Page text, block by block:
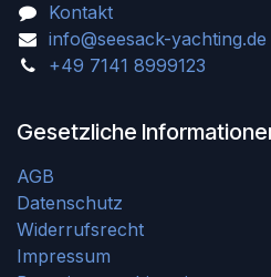
Kontakt
info@seesack-yachting.de
+49 7141 8999123
Gesetzliche
AGB
Datenschutz
Widerrufsrecht
Impressum